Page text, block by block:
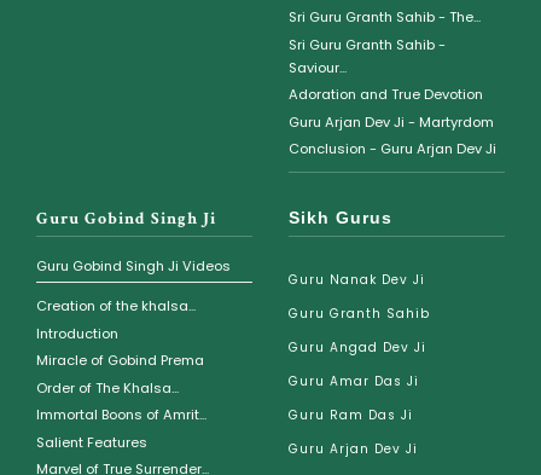
Sri Guru Granth Sahib - The...
Sri Guru Granth Sahib -
Saviour...
Adoration and True Devotion
Guru Arjan Dev Ji - Martyrdom
Conclusion - Guru Arjan Dev Ji
Guru Gobind Singh Ji
Guru Gobind Singh Ji Videos
Creation of the khalsa...
Introduction
Miracle of Gobind Prema
Order of The Khalsa...
Immortal Boons of Amrit...
Salient Features
Marvel of True Surrender...
Sikh Gurus
Guru Nanak Dev Ji
Guru Granth Sahib
Guru Angad Dev Ji
Guru Amar Das Ji
Guru Ram Das Ji
Guru Arjan Dev Ji